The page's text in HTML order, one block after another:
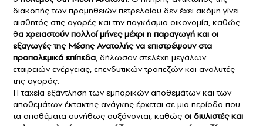
διακοπής των προμηθειών πετρελαίου δεν έχει ακόμη γίνει
αισθητός στις αγορές και την παγκόσμια οικονομία, καθώς
θα χρειαστούν πολλοί μήνες μέχρι η παραγωγή και οι
εξαγωγές της Μέσης Ανατολής να επιστρέψουν στα
προπολεμικά επίπεδα, δήλωσαν στελέχη μεγάλων
εταιρειών ενέργειας, επενδυτικών τραπεζών και αναλυτές
της αγοράς.
Η ταχεία εξάντληση των εμπορικών αποθεμάτων και των
αποθεμάτων έκτακτης ανάγκης έρχεται σε μια περίοδο που
τα αποθέματα συνήθως αυξάνονται, καθώς οι διυλιστές και